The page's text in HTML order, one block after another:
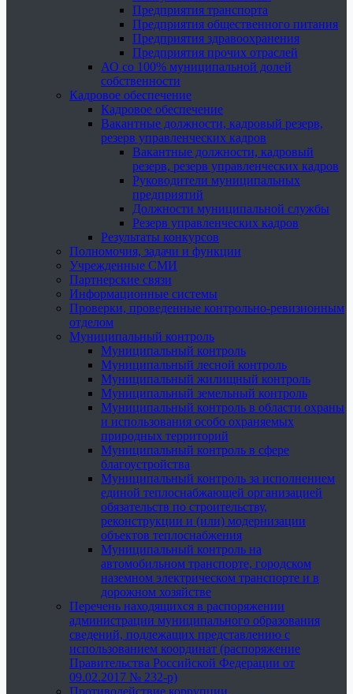
Предприятия транспорта
Предприятия общественного питания
Предприятия здравоохранения
Предприятия прочих отраслей
АО со 100% муниципальной долей
собственности
Кадровое обеспечение
Кадровое обеспечение
Вакантные должности, кадровый резерв,
резерв управленческих кадров
Вакантные должности, кадровый
резерв, резерв управленческих кадров
Руководители муниципальных
предприятий
Должности муниципальной службы
Резерв управленческих кадров
Результаты конкурсов
Полномочия, задачи и функции
Учрежденные СМИ
Партнерские связи
Информационные системы
Проверки, проведенные контрольно-ревизионным
отделом
Муниципальный контроль
Муниципальный контроль
Муниципальный лесной контроль
Муниципальный жилищный контроль
Муниципальный земельный контроль
Муниципальный контроль в области охраны
и использования особо охраняемых
природных территорий
Муниципальный контроль в сфере
благоустройства
Муниципальный контроль за исполнением
единой теплоснабжающей организацией
обязательств по строительству,
реконструкции и (или) модернизации
объектов теплоснабжения
Муниципальный контроль на
автомобильном транспорте, городском
наземном электрическом транспорте и в
дорожном хозяйстве
Перечень находящихся в распоряжении
администрации муниципального образования
сведений, подлежащих представлению с
использованием координат (распоряжение
Правительства Российской Федерации от
09.02.2017 № 232-р)
Противодействие коррупции